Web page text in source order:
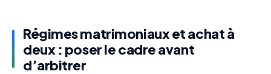
Régimes matrimoniaux et achat à
deux : poser le cadre avant
d’arbitrer